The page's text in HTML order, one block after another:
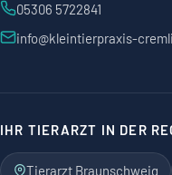
05306 5722841
info@kleintierpraxis-
IHR TIERARZT IN DER
Tierarzt Braunschweig